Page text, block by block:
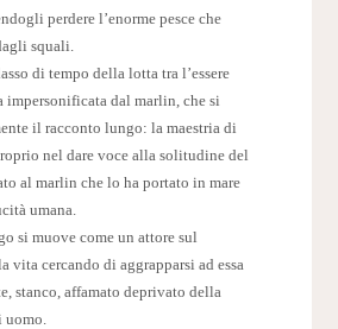
perdere l’enorme pesce che
squali.
di tempo della lotta tra l’essere
impersonificata dal marlin, che si
il racconto lungo: la maestria di
nel dare voce alla solitudine del
al marlin che lo ha portato in mare
umana.
si muove come un attore sul
vita cercando di aggrapparsi ad essa
stanco, affamato deprivato della
uomo.